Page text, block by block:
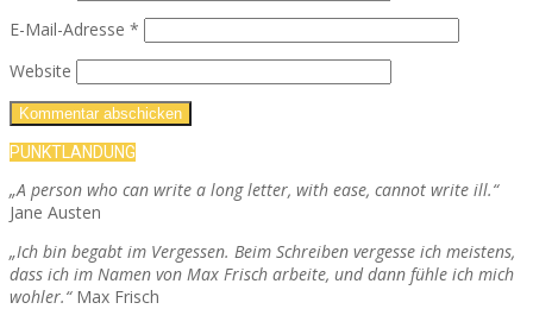
E-Mail-Adresse *
Website
PUNKTLANDUNG
„A person who can write a long letter, with ease, cannot write ill.“
Jane Austen
„Ich bin begabt im Vergessen. Beim Schreiben vergesse ich meistens,
dass ich im Namen von Max Frisch arbeite, und dann fühle ich mich
wohler.“Max Frisch